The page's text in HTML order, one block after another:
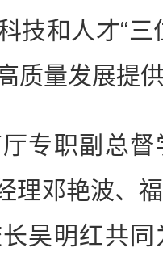
技和人才“三
质量发展提
职副总督
理邓艳波、
吴明红共